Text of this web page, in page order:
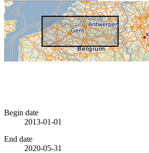
Begin date
2013-01-01
End date
2020-05-31